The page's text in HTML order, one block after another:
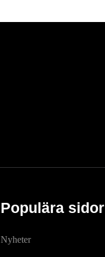
Populära sidor
Nyheter